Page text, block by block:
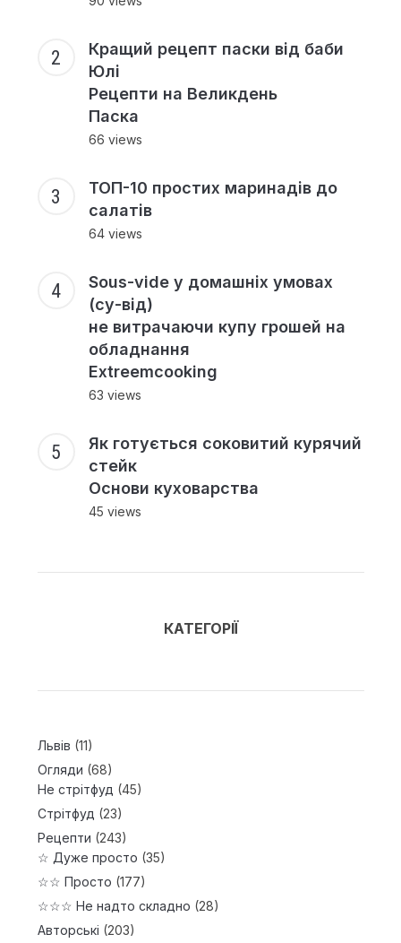
Кращий рецепт паски від баби
Юлі
Рецепти на Великдень
Паска
66 views
ТОП-10 простих маринадів до
салатів
64 views
Sous-vide у домашніх умовах
(су-від)
не витрачаючи купу грошей на
обладнання
Extreemcooking
63 views
Як готується соковитий курячий
стейк
Основи куховарства
45 views
КАТЕГОРІЇ
Львів (11)
Огляди (68)
Не стрітфуд (45)
Стрітфуд (23)
Рецепти (243)
☆ Дуже просто (35)
☆☆ Просто (177)
☆☆☆ Не надто складно (28)
Авторські (203)